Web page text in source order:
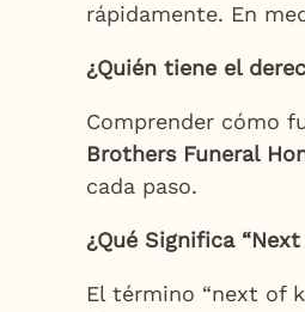
rápidamente. En
¿Quién tiene el
Comprender cómo
Brothers Funeral
cada paso.
¿Qué Significa
El término “next of